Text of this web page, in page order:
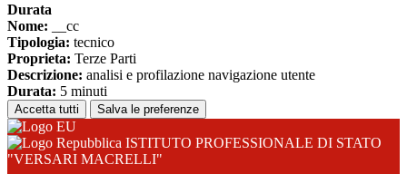
Durata
Nome: __cc
Tipologia: tecnico
Proprieta: Terze Parti
Descrizione: analisi e profilazione navigazione utente
Durata: 5 minuti
Accetta tutti Salva le preferenze
ISTITUTO PROFESSIONALE DI STATO
"VERSARI MACRELLI"